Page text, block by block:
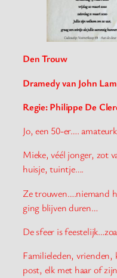
Den Trouw
Dramedy van John
Regie: Philippe De
Jo, een 50-er….
Mieke, véél jonger, zot
huisje, tuintje….
Ze trouwen….niemand
ging blijven duren…
De sfeer is
Familieleden, vrienden,
post, elk met haar of